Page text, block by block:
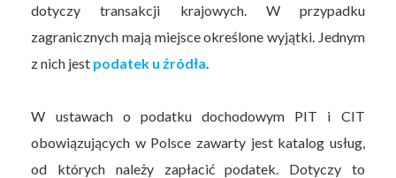
dotyczy transakcji krajowych. W przypadku
zagranicznych mają miejsce określone wyjątki. Jednym
z nich jest podatek u źródła
W ustawach o podatku dochodowym PIT i CIT
obowiązujących w Polsce zawarty jest katalog usług,
od których należy zapłacić podatek. Dotyczy to